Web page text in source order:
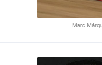
Marc